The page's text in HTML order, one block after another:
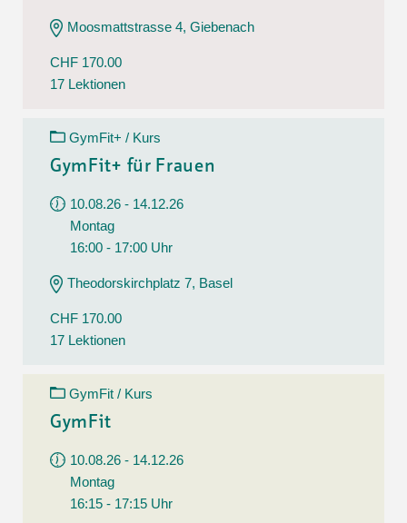
Moosmattstrasse 4, Giebenach
CHF 170.00
17 Lektionen
GymFit+ / Kurs
GymFit+ für Frauen
10.08.26 - 14.12.26
Montag
16:00 - 17:00 Uhr
Theodorskirchplatz 7, Basel
CHF 170.00
17 Lektionen
GymFit / Kurs
GymFit
10.08.26 - 14.12.26
Montag
16:15 - 17:15 Uhr